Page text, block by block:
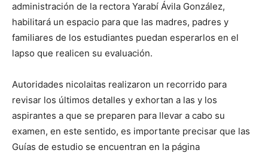
administración de la rectora Yarabí Ávila González,
habilitará un espacio para que las madres, padres y
familiares de los estudiantes puedan esperarlos en el
lapso que realicen su evaluación.
Autoridades nicolaitas realizaron un recorrido para
revisar los últimos detalles y exhortan a las y los
aspirantes a que se preparen para llevar a cabo su
examen, en este sentido, es importante precisar que las
Guías de estudio se encuentran en la página